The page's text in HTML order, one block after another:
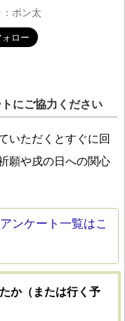
ポン太
にご協力ください
いただくとすぐに回
願や戌の日への関心
ンケート一覧はこ
か（または行く予